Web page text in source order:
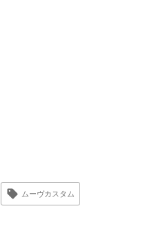
ムーヴカスタム